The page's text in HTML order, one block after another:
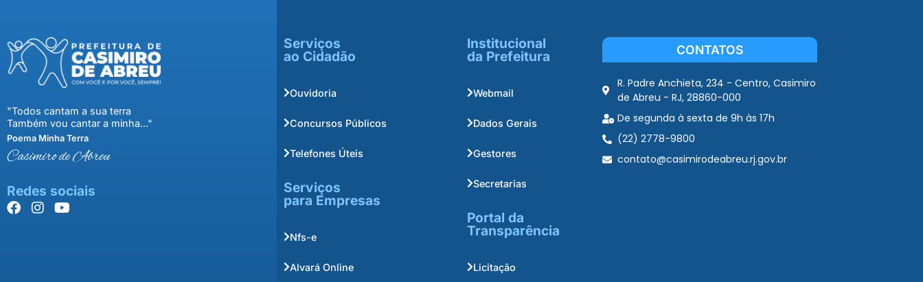
"Todos cantam a sua terra
Também vou cantar a minha..."
Poema Minha Terra
Casimiro de Abreu
Redes sociais
Serviços
ao Cidadão
Ouvidoria
Concursos Públicos
Telefones Úteis
Serviços
para Empresas
Nfs-e
Alvará Online
Institucional
da Prefeitura
Webmail
Dados Gerais
Gestores
Secretarias
Portal da
Transparência
Licitação
CONTATOS
R. Padre Anchieta, 234 - Centro, Casimiro
de Abreu - RJ, 28860-000
De segunda à sexta de 9h às 17h
(22) 2778-9800
contato@casimirodeabreu.rj.gov.br